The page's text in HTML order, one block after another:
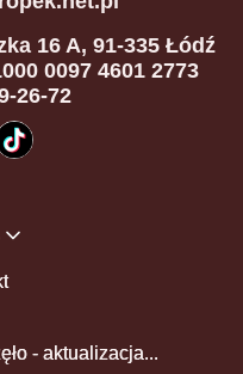
16 A, 91-335 Łódź
0097 4601 2773
26-72
- aktualizacja...